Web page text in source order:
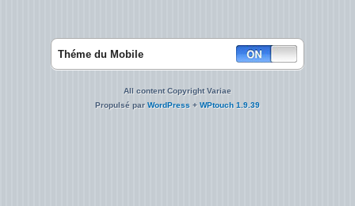
Théme du Mobile
All content Copyright Variae
Propulsé parWordPress + WPtouch 1.9.39